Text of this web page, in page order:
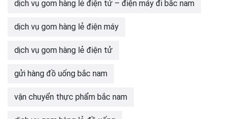
dịch vụ gom hàng lẻ điện tử – điện máy đi bắc nam
dịch vụ gom hàng lẻ điện máy
dịch vụ gom hàng lẻ điện tử
gửi hàng đồ uống bắc nam
vận chuyển thực phẩm bắc nam